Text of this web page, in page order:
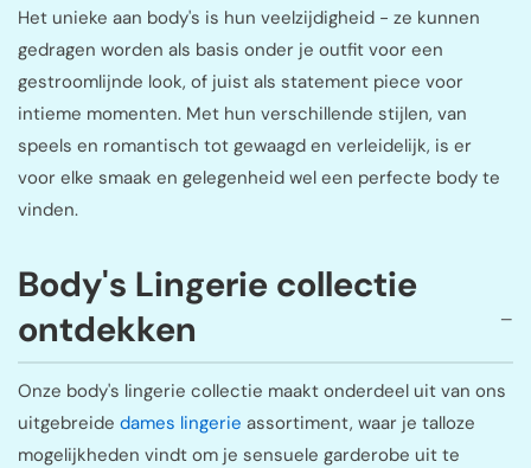
Het unieke aan body's is hun veelzijdigheid - ze kunnen
gedragen worden als basis onder je outfit voor een
gestroomlijnde look, of juist als statement piece voor
intieme momenten. Met hun verschillende stijlen, van
speels en romantisch tot gewaagd en verleidelijk, is er
voor elke smaak en gelegenheid wel een perfecte body te
vinden.
Body's Lingerie collectie
ontdekken
Onze body's lingerie collectie maakt onderdeel uit van ons
uitgebreide dames lingerie assortiment, waar je talloze
mogelijkheden vindt om je sensuele garderobe uit te